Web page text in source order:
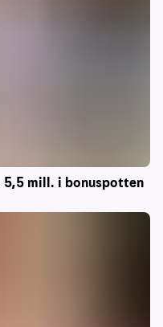
5,5 mill. i bonuspotten